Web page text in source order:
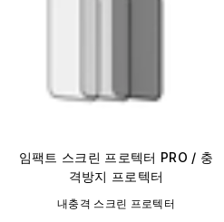
임팩트 스크린 프로텍터 PRO / 충
격방지 프로텍터
내충격 스크린 프로텍터